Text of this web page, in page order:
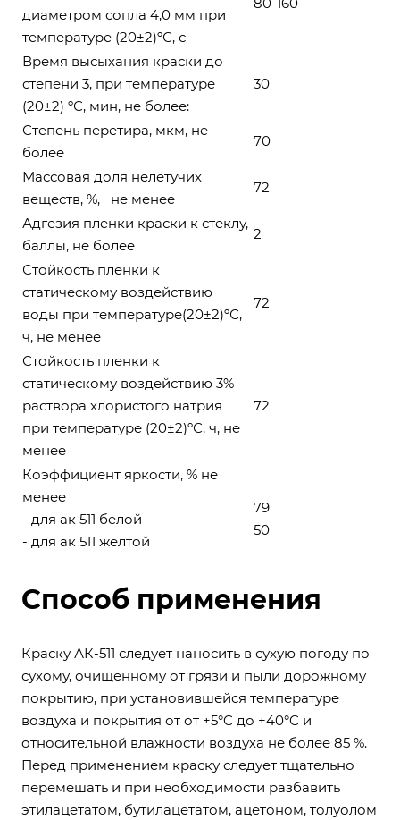
диаметром сопла 4,0 мм при
температуре (20±2)ºС, с
Время высыхания краски до
степени 3, при температуре
(20±2) ºС, мин, не более:
30
Степень перетира, мкм, не
более
70
Массовая доля нелетучих
веществ, %, не менее
72
Адгезия пленки краски к стеклу,
баллы, не более
2
Стойкость пленки к
статическому воздействию
воды при температуре(20±2)ºС,
ч, не менее
72
Стойкость пленки к
статическому воздействию 3%
раствора хлористого натрия
при температуре (20±2)ºС, ч, не
менее
72
Коэффициент яркости, % не
менее
- для ак 511 белой
- для ак 511 жёлтой
79
50
Способ применения
Краску АК-511 следует наносить в сухую погоду по
сухому, очищенному от грязи и пыли дорожному
покрытию, при установившейся температуре
воздуха и покрытия от от +5°C до +40°C и
относительной влажности воздуха не более 85 %.
Перед применением краску следует тщательно
перемешать и при необходимости разбавить
этилацетатом, бутилацетатом, ацетоном, толуолом